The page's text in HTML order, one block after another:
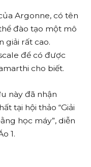
Argonne, có tên
đào tạo một mô
giải rất cao.
để có được
cho biết.
này đã nhận
tại hội thảo “Giải
học máy”, diễn
1.